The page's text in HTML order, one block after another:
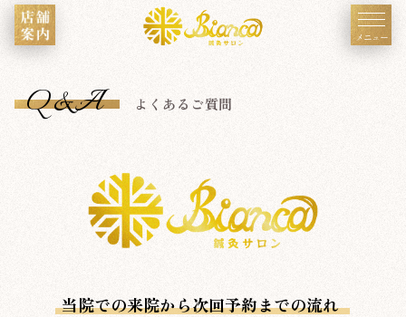
メニュー
Q&A よくあるご質問
当院での来院から次回予約までの流れ